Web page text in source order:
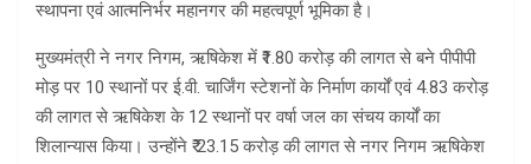
स्थापना एवं आत्मनिर्भर महानगर की महत्वपूर्ण भूमिका है।
मुख्यमंत्री ने नगर निगम, ऋषिकेश में ₹1.80 करोड़ की लागत से बने पीपीपी
मोड़ पर 10 स्थानों पर ई.वी. चार्जिंग स्टेशनों के निर्माण कार्यों एवं 4.83 करोड़
की लागत से ऋषिकेश के 12 स्थानों पर वर्षा जल का संचय कार्यों का
शिलान्यास किया। उन्होंने ₹ 23.15 करोड़ की लागत से नगर निगम ऋषिकेश